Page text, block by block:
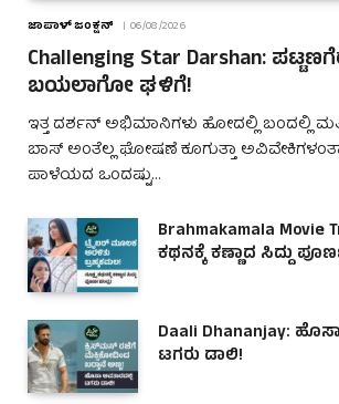
ಜಾಪಾಳ್ ಜಂಕ್ಷನ್ 06/08/2026
Challenging Star Darshan:
ಬಯಲಾಗೋ ಘಳಿಗೆ!
ಇತ್ತ ದರ್ಶನ್ ಅಭಿಮಾನಿಗಳು ಹೋದಲ್ಲಿ ಬಂದಲ್ಲಿ
ಬಾಸ್ ಅಂತೆಲ್ಲ ಘೋಷಣೆ ಕೂಗುತ್ತಾ
ಪಾಳೆಯದ ಒಂದಷ್ಟು…
Brahmakamala Movie
ಕಥನಕ್ಕೆ ಕಣ್ಣಾದ ಸಿದ್ದು
Daali Dhananjay:
ಟಗರು ಡಾಲಿ!